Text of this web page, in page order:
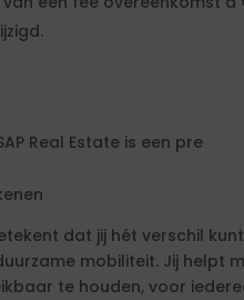
Real Estate is een pre
dat jij hét verschil
mobiliteit. Jij helpt
te houden, voor